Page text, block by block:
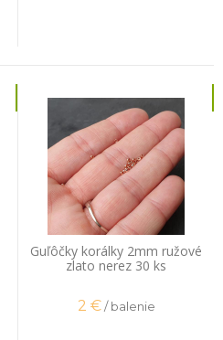
Guľôčky korálky 2mm ružové
zlato nerez 30 ks
2 € / balenie